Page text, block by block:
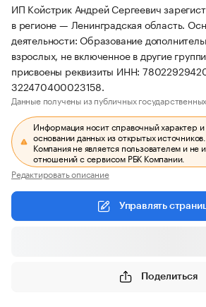
ИП Койстрик Андрей Сергеевич
в регионе — Ленинградская область.
деятельности: Образование
взрослых, не включенное в другие
присвоены реквизиты ИНН:
322470400023158.
Данные получены из публичных
Информация носит справочный характер
основании данных из открытых источников.
Компания не является пользователем и не
отношений с сервисом РБК Компании.
Редактировать описание
Управлять
Поделиться